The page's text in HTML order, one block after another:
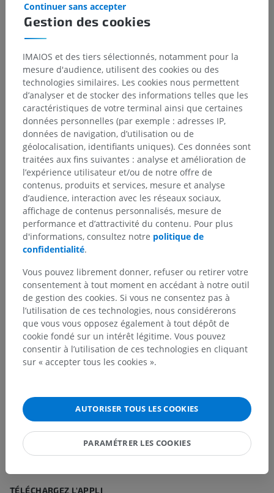
Hiérarchie anatomique
Anatomie humaine 2
Corps humain> Systèmes intégrants>
Système nerveux> Système nerveux central >
Encéphale> Cerveau> Diencéphale>
Sillon de l'habénula
Structures sous-jacentes :
Il n'y a aucune structure
sous-jacente
Anatomie humaine 1
Neuroanatomie humaine
Traductions
N’hésitez pas à nous suggérer une correction, une
traduction, une amélioration de contenu.
Signaler un problème
TÉLÉCHARGEZ L'APPLI
Gestion des cookies
Continuer sans accepter
IMAIOS et des tiers sélectionnés, notamment pour la
mesure d'audience, utilisent des cookies ou des
technologies similaires. Les cookies nous permettent
d’analyser et de stocker des informations telles que les
caractéristiques de votre terminal ainsi que certaines
données personnelles (par exemple : adresses IP,
données de navigation, d’utilisation ou de
géolocalisation, identifiants uniques). Ces données sont
traitées aux fins suivantes : analyse et amélioration de
l’expérience utilisateur et/ou de notre offre de
contenus, produits et services, mesure et analyse
d’audience, interaction avec les réseaux sociaux,
affichage de contenus personnalisés, mesure de
performance et d’attractivité du contenu. Pour plus
d'informations, consultez notre politique de
confidentialité.
Vous pouvez librement donner, refuser ou retirer votre
consentement à tout moment en accédant à notre outil
de gestion des cookies. Si vous ne consentez pas à
l’utilisation de ces technologies, nous considérerons
que vous vous opposez également à tout dépôt de
cookie fondé sur un intérêt légitime. Vous pouvez
consentir à l’utilisation de ces technologies en cliquant
sur « accepter tous les cookies ».
AUTORISER TOUS LES COOKIES
PARAMÉTRER LES COOKIES